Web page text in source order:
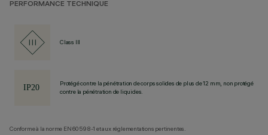
PERFORMANCE TECHNIQUE
Class III
Protégé contre la pénétration de corps solides de plus de 12 mm, non protégé
contre la pénétration de liquides.
Conforme à la norme EN60598-1 et aux réglementations pertinentes.